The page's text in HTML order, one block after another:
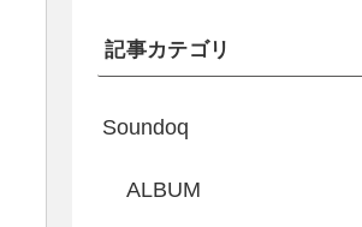
記事カテゴリ
Soundoq
ALBUM